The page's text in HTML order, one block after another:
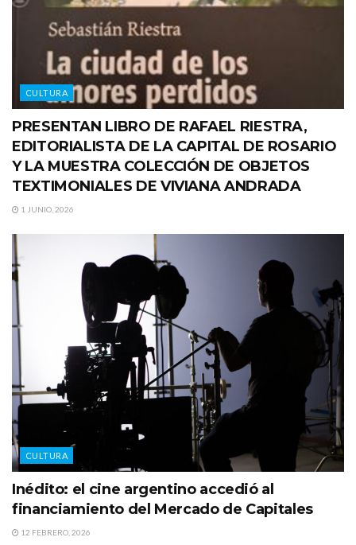
CULTURA
PRESENTAN LIBRO DE RAFAEL RIESTRA,
EDITORIALISTA DE LA CAPITAL DE ROSARIO
Y LA MUESTRA COLECCIÓN DE OBJETOS
TEXTIMONIALES DE VIVIANA ANDRADA
1 JUNIO, 2026
CULTURA
Inédito: el cine argentino accedió al
financiamiento del Mercado de Capitales
12 FEBRERO, 2026